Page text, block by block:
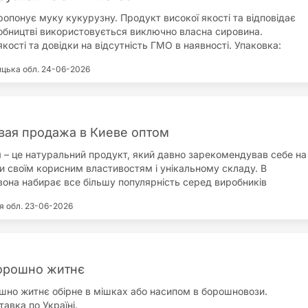
муку кукурузну. Продукт високої якості та відповідає
використовується виключно власна сировина.
та довідки на відсутність ГМО в наявності. Упаковка:
нього; Можливий експорт. Сфери застосування:
та іншій харчовій промисловості; самостійний продукт
та застосовується система менеджменту безпеки
ISO 22000:2005.
обл. 24-06-2026
продажа в Киеве оптом
це натуральний продукт, який давно зарекомендував себе на
своїм корисним властивостям і унікальному складу. В
набирає все більшу популярність серед виробників
харчування. Мука з нуту – це відмінний вибір для
бажають розширити свій асортимент або покращити якість
нутова використовується в різних рецептах, від хліба і
і навіть соусів. Це універсальний інгредієнт, який легко
будь-яких кулінарних вимог. Окрім високих смакових
нуту має низький глікемічний індекс, що робить її хорошим
обл. 23-06-2026
житнє
житнє обірне в мішках або насипом в борошновози.
по Україні.